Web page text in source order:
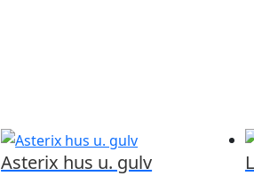
Asterix hus u. gulv